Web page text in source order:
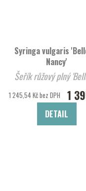
Syringa vulgaris
Nancy'
Šeřík růžový plný
1 245,54 Kč bez DPH 1
DETAIL